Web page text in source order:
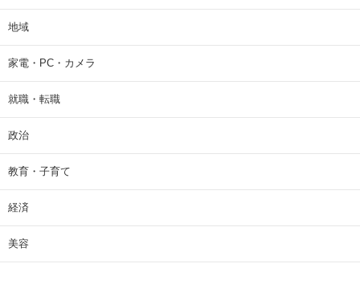
地域
家電・PC・カメラ
就職・転職
政治
教育・子育て
経済
美容